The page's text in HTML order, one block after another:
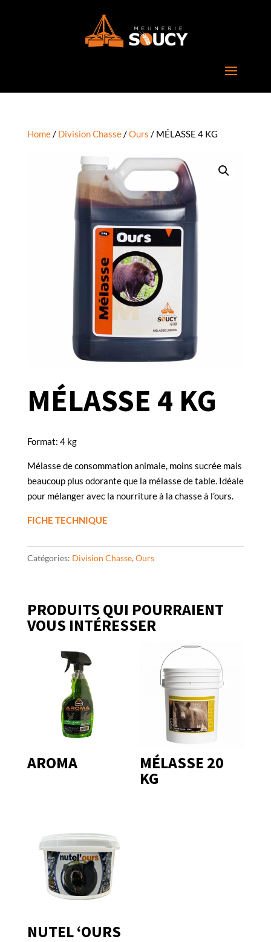
Home/ Division Chasse/Ours / MÉLASSE 4 KG
MÉLASSE 4 KG
Format: 4 kg
Mélasse de consommation animale, moins sucrée mais
beaucoup plus odorante que la mélasse de table. Idéale
pour mélanger avec la nourriture à la chasse à l’ours.
FICHE TECHNIQUE
Catégories: Division Chasse, Ours
PRODUITS QUI POURRAIENT
VOUS INTÉRESSER
AROMA MÉLASSE 20
KG
NUTEL ‘OURS